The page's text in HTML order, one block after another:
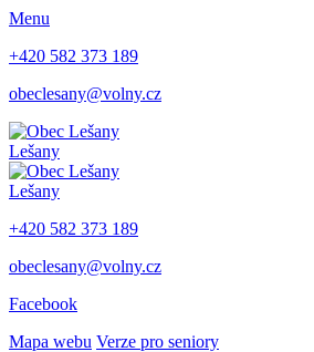
Menu
+420 582 373 189
obeclesany@volny.cz
Lešany
Lešany
+420 582 373 189
obeclesany@volny.cz
Facebook
Mapa webu Verze pro seniory